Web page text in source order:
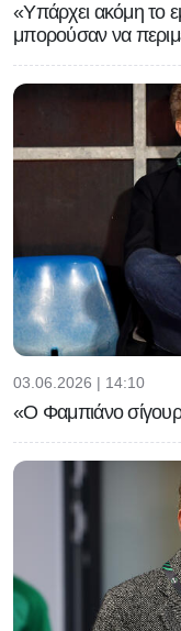
«Υπάρχει ακόμη το
μπορούσαν να
03.06.2026 | 14:10
«Ο Φαμπιάνο